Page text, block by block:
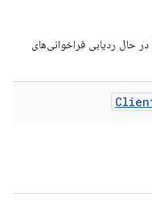
در حال ردیابی فراخوانی‌های